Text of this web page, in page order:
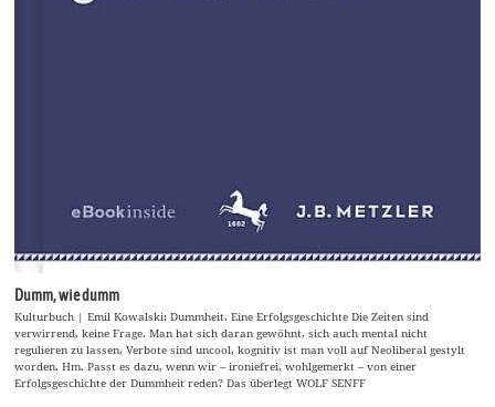
Dumm, wie dumm
Kulturbuch | Emil Kowalski: Dummheit. Eine Erfolgsgeschichte Die Zeiten sind
verwirrend, keine Frage. Man hat sich daran gewöhnt, sich auch mental nicht
regulieren zu lassen, Verbote sind uncool, kognitiv ist man voll auf Neoliberal gestylt
worden. Hm. Passt es dazu, wenn wir – ironiefrei, wohlgemerkt – von einer
Erfolgsgeschichte der Dummheit reden? Das überlegt WOLF SENFF